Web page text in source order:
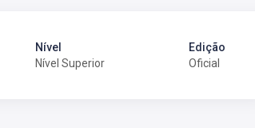
Nível
Nível Superior
Edição
Oficial